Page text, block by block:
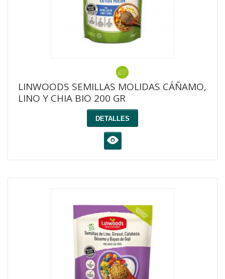
LINWOODS SEMILLAS MOLIDAS CÁÑAMO,
LINO Y CHIA BIO 200 GR
DETALLES
K